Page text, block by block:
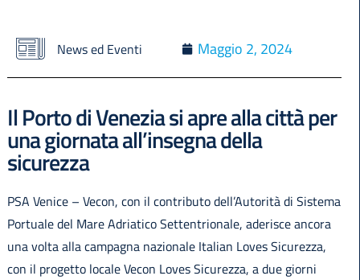
News ed Eventi Maggio 2, 2024
Il Porto di Venezia si apre alla città per
una giornata all’insegna della
sicurezza
PSA Venice – Vecon, con il contributo dell’Autorità di Sistema
Portuale del Mare Adriatico Settentrionale, aderisce ancora
una volta alla campagna nazionale Italian Loves Sicurezza,
con il progetto locale Vecon Loves Sicurezza, a due giorni